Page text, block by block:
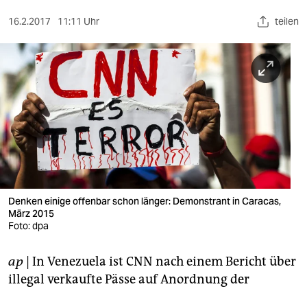
kultur
sport
berlin
nord
wahrheit
verlag
verlag
veranstaltungen
fragen & hilfe
16.2.2017 11:11 Uhr teilen
Denken einige offenbar schon länger: Demonstrant in Caracas,
März 2015
Foto: dpa
ap | In Venezuela ist CNN nach einem Bericht über
illegal verkaufte Pässe auf Anordnung der